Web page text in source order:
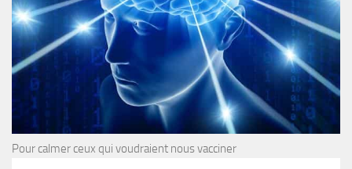
Pour calmer ceux qui voudraient nous vacciner